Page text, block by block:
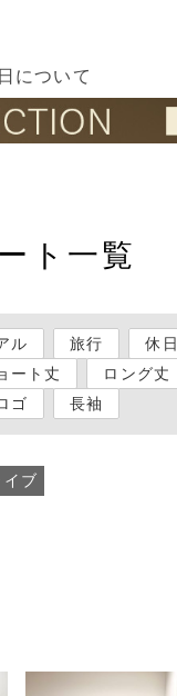
について
ト一覧
ル 旅行 休日
ート丈 ロング丈
ゴ 長袖
イブ